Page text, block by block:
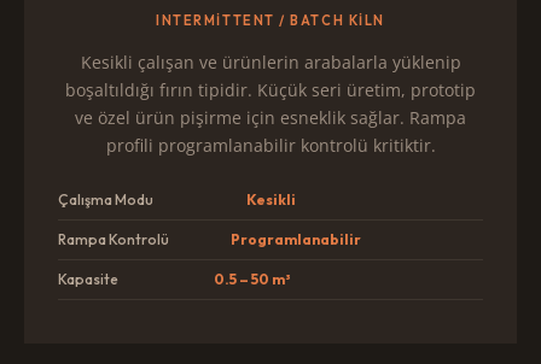
INTERMITTENT / BATCH KILN
Kesikli çalışan ve ürünlerin arabalarla yüklenip
boşaltıldığı fırın tipidir. Küçük seri üretim, prototip
ve özel ürün pişirme için esneklik sağlar. Rampa
profili programlanabilir kontrolü kritiktir.
Çalışma Modu Kesikli
Rampa Kontrolü Programlanabilir
Kapasite 0.5 – 50 m³